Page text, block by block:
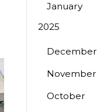
January
2025
December
November
October